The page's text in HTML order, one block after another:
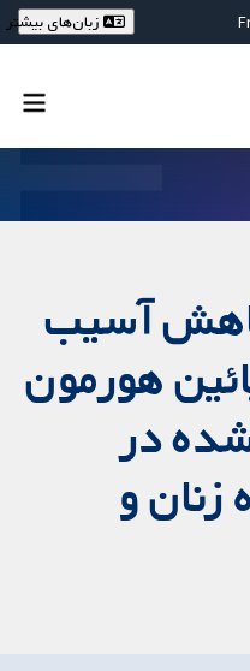
زبان‌های بیشتر
آسیب
هورمون
در
زنان و